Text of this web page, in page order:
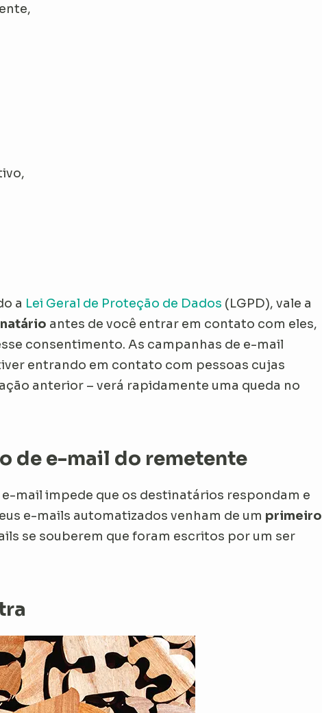
a Lei Geral de Proteção de Dados (LGPD), vale a
antes de você entrar em contato com eles,
consentimento. As campanhas de e-mail
entrando em contato com pessoas cujas
anterior – verá rapidamente uma queda no
de e-mail do remetente
e-mail impede que os destinatários respondam e
e-mails automatizados venham de um primeiro
se souberem que foram escritos por um ser